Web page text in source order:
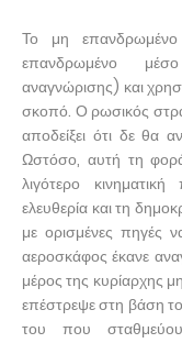
Το μη επανδρωμένο
επανδρωμένο
αναγνώρισης) και
σκοπό. Ο ρωσικός
αποδείξει ότι δε θα
Ωστόσο, αυτή τη
λιγότερο
ελευθερία και τη
με ορισμένες πηγές
αεροσκάφος έκανε
μέρος της κυρίαρχης
επέστρεψε στη βάση
του που